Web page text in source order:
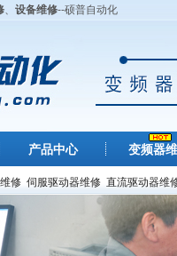
、 设备维修--硕普自动化
产品中心 变频器
修 伺服驱动器维修 直流驱动器维